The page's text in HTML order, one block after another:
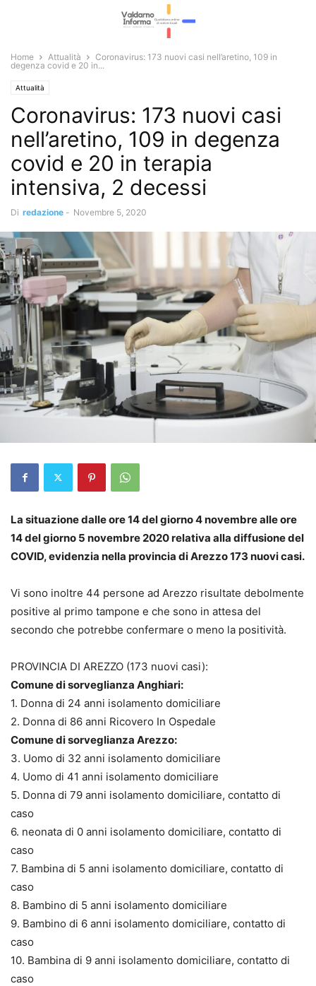
Home Attualità
Coronavirus: 173 nuovi casi nell’aretino, 109 in
degenza covid e 20 in...
Attualità
Coronavirus: 173 nuovi casi
nell’aretino, 109 in degenza
covid e 20 in terapia
intensiva, 2 decessi
Di redazione - Novembre 5, 2020
La situazione dalle ore 14 del giorno 4 novembre alle ore
14 del giorno 5 novembre 2020 relativa alla diffusione del
COVID, evidenzia nella provincia di Arezzo 173 nuovi casi.
Vi sono inoltre 44 persone ad Arezzo risultate debolmente
positive al primo tampone e che sono in attesa del
secondo che potrebbe confermare o meno la positività.
PROVINCIA DI AREZZO (173 nuovi casi):
Comune di sorveglianza Anghiari:
1. Donna di 24 anni isolamento domiciliare
2. Donna di 86 anni Ricovero In Ospedale
Comune di sorveglianza Arezzo:
3. Uomo di 32 anni isolamento domiciliare
4. Uomo di 41 anni isolamento domiciliare
5. Donna di 79 anni isolamento domiciliare, contatto di
caso
6. neonata di 0 anni isolamento domiciliare, contatto di
caso
7. Bambina di 5 anni isolamento domiciliare, contatto di
caso
8. Bambino di 5 anni isolamento domiciliare
9. Bambino di 6 anni isolamento domiciliare, contatto di
caso
10. Bambina di 9 anni isolamento domiciliare, contatto di
caso